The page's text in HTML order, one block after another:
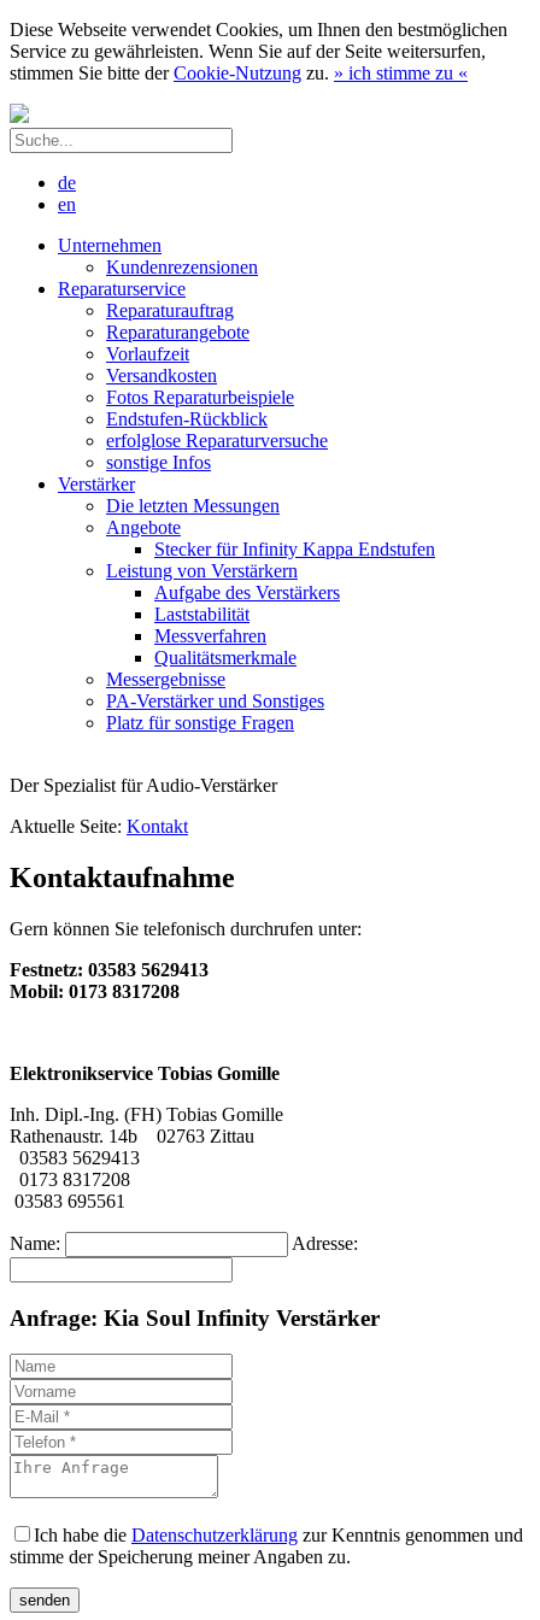
Diese Webseite verwendet Cookies, um Ihnen den bestmöglichen
Service zu gewährleisten. Wenn Sie auf der Seite weitersurfen,
stimmen Sie bitte derCookie-Nutzung zu. » ich stimme zu «
de
en
Unternehmen
Kundenrezensionen
Reparaturservice
Reparaturauftrag
Reparaturangebote
Vorlaufzeit
Versandkosten
Fotos Reparaturbeispiele
Endstufen-Rückblick
erfolglose Reparaturversuche
sonstige Infos
Verstärker
Die letzten Messungen
Angebote
Stecker für Infinity Kappa Endstufen
Leistung von Verstärkern
Aufgabe des Verstärkers
Laststabilität
Messverfahren
Qualitätsmerkmale
Messergebnisse
PA-Verstärker und Sonstiges
Platz für sonstige Fragen
Der Spezialist für Audio-Verstärker
Aktuelle Seite: Kontakt
Kontaktaufnahme
Gern können Sie telefonisch durchrufen unter:
Festnetz: 03583 5629413
Mobil: 0173 8317208
Elektronikservice Tobias Gomille
Inh. Dipl.-Ing. (FH) Tobias Gomille
Rathenaustr. 14b 02763 Zittau
03583 5629413
0173 8317208
03583 695561
Name: Adresse:
Anfrage: Kia Soul Infinity Verstärker
Ich habe die Datenschutzerklärung zur Kenntnis genommen und
stimme der Speicherung meiner Angaben zu.